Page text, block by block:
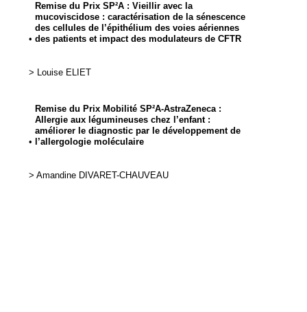
•
Remise du Prix SP²A : Vieillir avec la
mucoviscidose : caractérisation de la sénescence
des cellules de l’épithélium des voies aériennes
des patients et impact des modulateurs de CFTR
> Louise ELIET
•
Remise du Prix Mobilité SP²A-AstraZeneca :
Allergie aux légumineuses chez l’enfant :
améliorer le diagnostic par le développement de
l’allergologie moléculaire
> Amandine DIVARET-CHAUVEAU